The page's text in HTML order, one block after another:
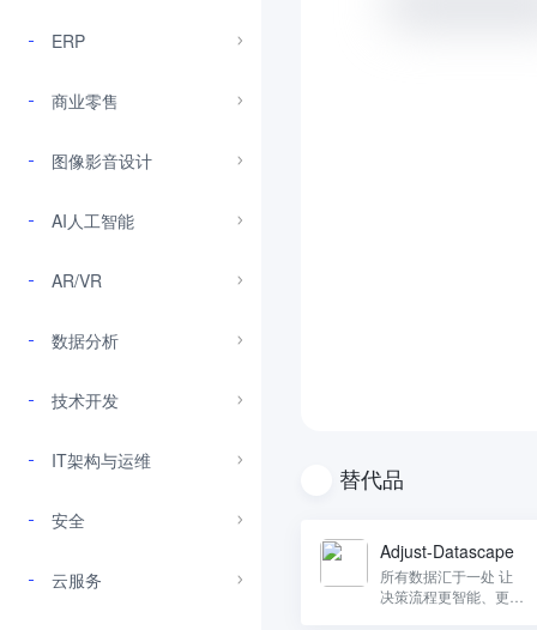
ERP
商业零售
图像影音设计
AI人工智能
AR/VR
数据分析
技术开发
IT架构与运维
安全
云服务
替代品
Adjust-Datascape
所有数据汇于一处 让
决策流程更智能、更快